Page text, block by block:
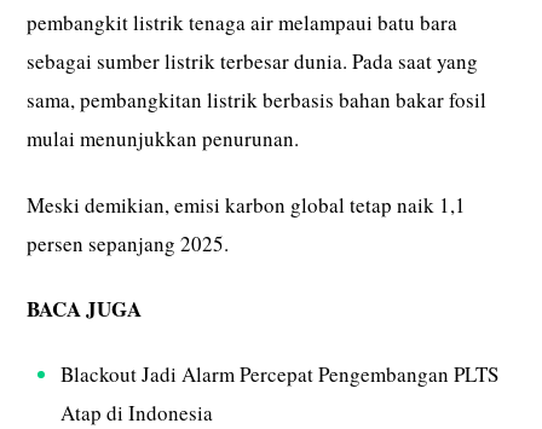
pembangkit listrik tenaga air melampaui batu bara
sebagai sumber listrik terbesar dunia. Pada saat yang
sama, pembangkitan listrik berbasis bahan bakar fosil
mulai menunjukkan penurunan.
Meski demikian, emisi karbon global tetap naik 1,1
persen sepanjang 2025.
BACA JUGA
Blackout Jadi Alarm Percepat Pengembangan PLTS
Atap di Indonesia